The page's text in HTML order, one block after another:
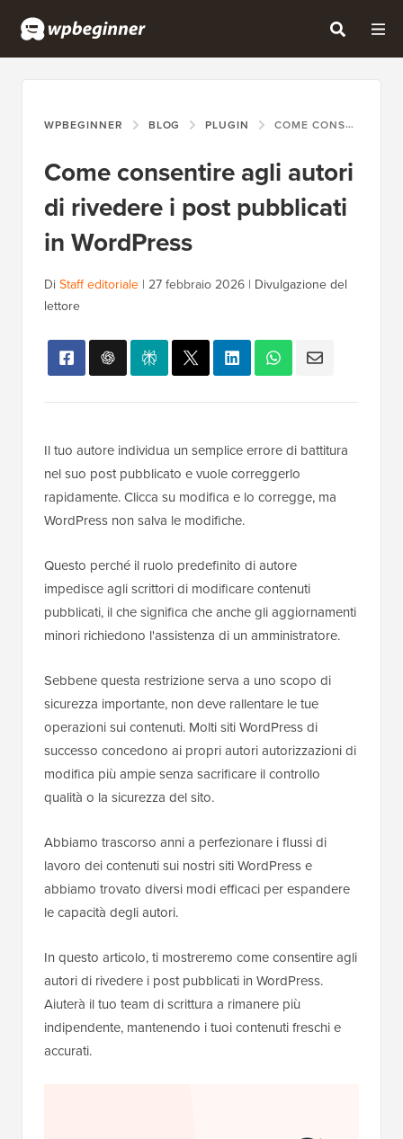
WPBEGINNER BLOG PLUGIN COME CONSENTIRE AGLI AUTORI DI RIVEDERE I POST PUBBLICATI IN WORDPRESS
Come consentire agli autori
di rivedere i post pubblicati
in WordPress
DiStaff editoriale | 27 febbraio 2026 | Divulgazione del
lettore
Il tuo autore individua un semplice errore di battitura
nel suo post pubblicato e vuole correggerlo
rapidamente. Clicca su modifica e lo corregge, ma
WordPress non salva le modifiche.
Questo perché il ruolo predefinito di autore
impedisce agli scrittori di modificare contenuti
pubblicati, il che significa che anche gli aggiornamenti
minori richiedono l'assistenza di un amministratore.
Sebbene questa restrizione serva a uno scopo di
sicurezza importante, non deve rallentare le tue
operazioni sui contenuti. Molti siti WordPress di
successo concedono ai propri autori autorizzazioni di
modifica più ampie senza sacrificare il controllo
qualità o la sicurezza del sito.
Abbiamo trascorso anni a perfezionare i flussi di
lavoro dei contenuti sui nostri siti WordPress e
abbiamo trovato diversi modi efficaci per espandere
le capacità degli autori.
In questo articolo, ti mostreremo come consentire agli
autori di rivedere i post pubblicati in WordPress.
Aiuterà il tuo team di scrittura a rimanere più
indipendente, mantenendo i tuoi contenuti freschi e
accurati.